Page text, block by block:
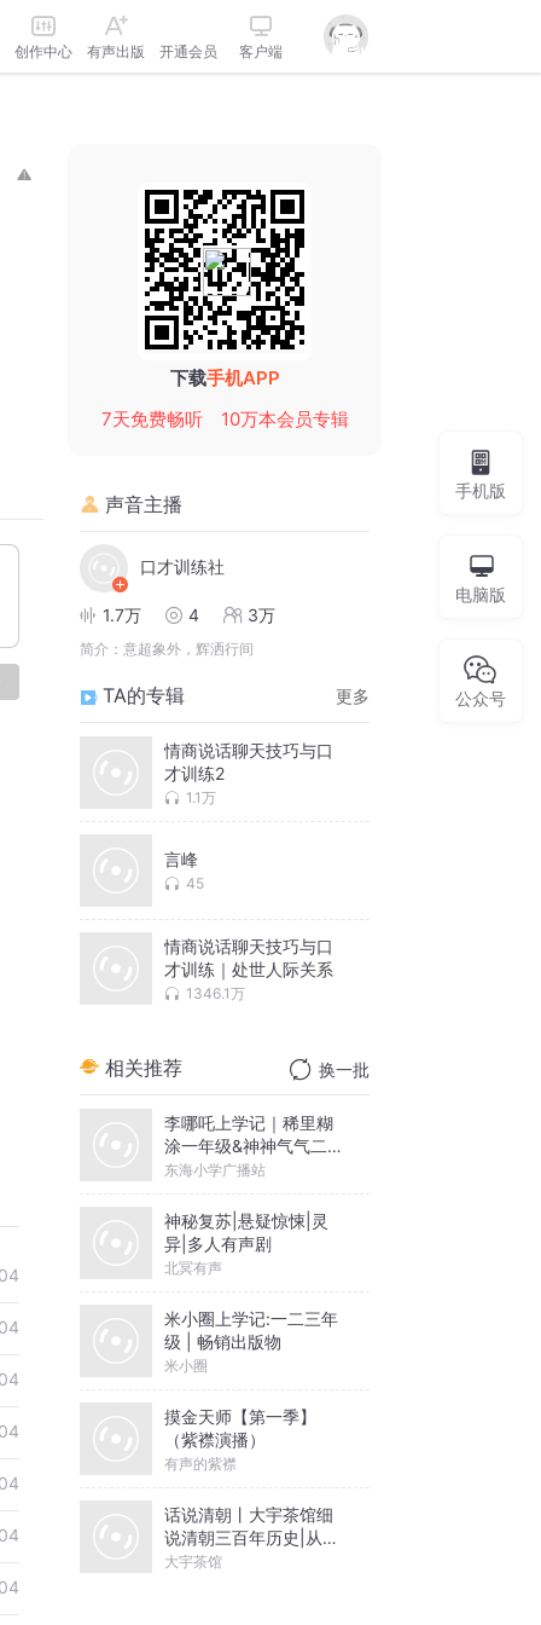
创作中心 有声出版 开通会员 客户端
下载手机APP
7天免费畅听
10万本会员专辑
声音主播
口才训练社
1.7万 4 3万
简介： 意超象外，辉洒行间
TA的专辑 更多
情商说话聊天技巧与口
才训练2
1.1万
言峰
45
情商说话聊天技巧与口
才训练｜处世人际关系
1346.1万
相关推荐 换一批
李哪吒上学记｜稀里糊
涂一年级&神神气气二年
级
东海小学广播站
神秘复苏|悬疑惊悚|灵
异|多人有声剧
北冥有声
米小圈上学记:一二三年
级 | 畅销出版物
米小圈
摸金天师【第一季】
（紫襟演播）
有声的紫襟
话说清朝丨大宇茶馆细
说清朝三百年历史|从努
尔哈赤到末代皇帝溥仪|
大宇茶馆
手机版
电脑版
公众号